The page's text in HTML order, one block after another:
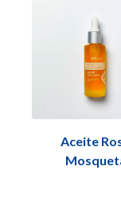
Aceite